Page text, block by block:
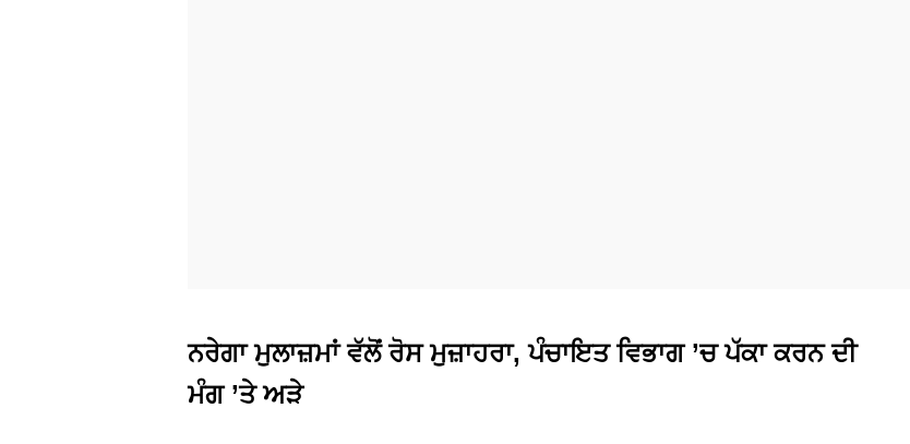
ਨਰੇਗਾ ਮੁਲਾਜ਼ਮਾਂ ਵੱਲੋਂ ਰੋਸ ਮੁਜ਼ਾਹਰਾ, ਪੰਚਾਇਤ ਵਿਭਾਗ ’ਚ ਪੱਕਾ ਕਰਨ ਦੀ
ਮੰਗ ’ਤੇ ਅੜੇ